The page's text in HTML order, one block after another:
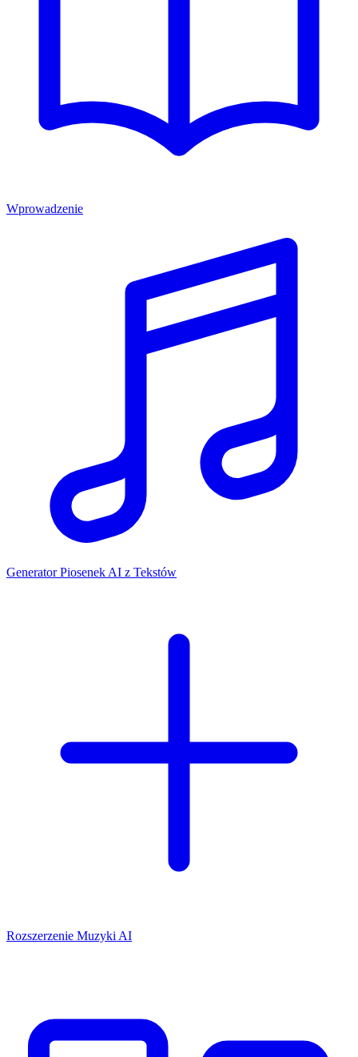
Wprowadzenie
Generator Piosenek AI z Tekstów
Rozszerzenie Muzyki AI